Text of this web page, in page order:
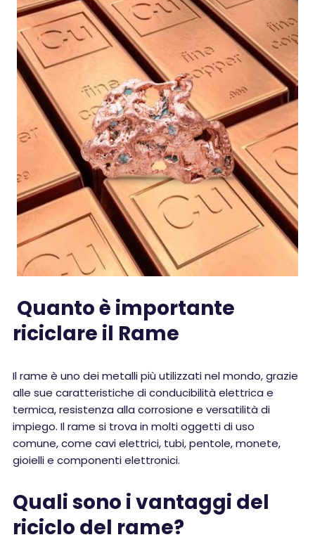
Quanto è importante
riciclare il Rame
Il rame è uno dei metalli più utilizzati nel mondo, grazie
alle sue caratteristiche di conducibilità elettrica e
termica, resistenza alla corrosione e versatilità di
impiego. Il rame si trova in molti oggetti di uso
comune, come cavi elettrici, tubi, pentole, monete,
gioielli e componenti elettronici.
Quali sono i vantaggi del
riciclo del rame?